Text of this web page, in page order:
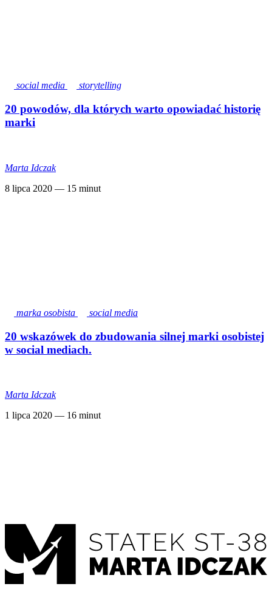
social media storytelling
20 powodów, dla których warto opowiadać historię
marki
Marta Idczak
8 lipca 2020 — 15 minut
marka osobista social media
20 wskazówek do zbudowania silnej marki osobistej
w social mediach.
Marta Idczak
1 lipca 2020 — 16 minut